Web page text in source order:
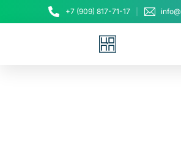
+7 (909) 817-71-17